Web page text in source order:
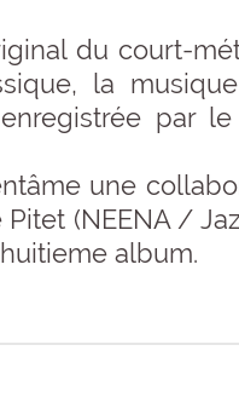
du court-
la
par le
une
(NEENA /
album.